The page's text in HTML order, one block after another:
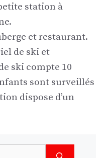
station à
et restaurant.
de ski et
ski compte 10
sont surveillés
dispose d’un